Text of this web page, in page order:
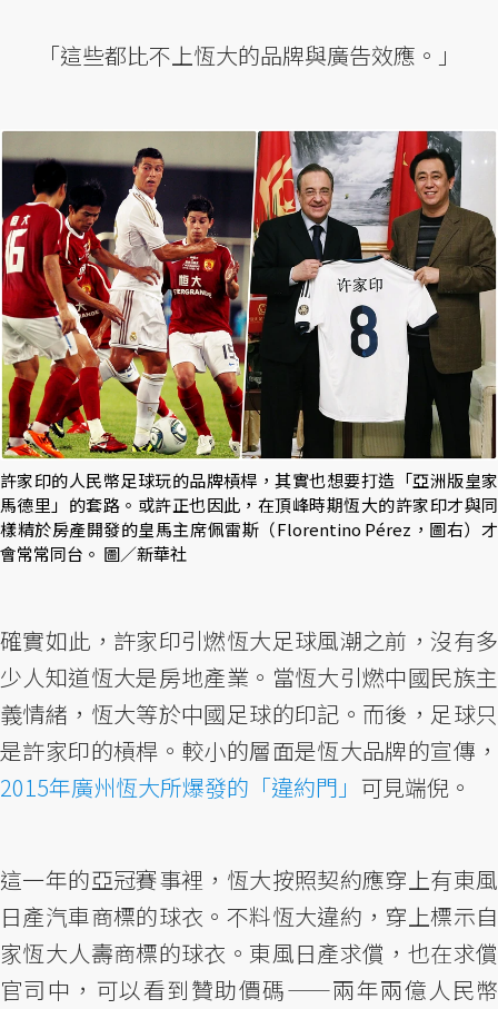
「這些都比不上恆大的品牌與廣告效應。」
許家印的人民幣足球玩的品牌槓桿，其實也想要打造「亞洲版皇家
馬德里」的套路。或許正也因此，在頂峰時期恆大的許家印才與同
樣精於房產開發的皇馬主席佩雷斯（Florentino Pérez，圖右）才
會常常同台。 圖／新華社
確實如此，許家印引燃恆大足球風潮之前，沒有多
少人知道恆大是房地產業。當恆大引燃中國民族主
義情緒，恆大等於中國足球的印記。而後，足球只
是許家印的槓桿。較小的層面是恆大品牌的宣傳，
2015年廣州恆大所爆發的「違約門」 可見端倪。
這一年的亞冠賽事裡，恆大按照契約應穿上有東風
日產汽車商標的球衣。不料恆大違約，穿上標示自
家恆大人壽商標的球衣。東風日產求償，也在求償
官司中，可以看到贊助價碼——兩年兩億人民幣